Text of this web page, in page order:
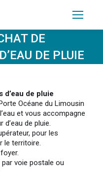
DE
DE PLUIE
d’eau de pluie
Océane du Limousin
et vous accompagne
d’eau de pluie.
pour les
le territoire.
par voie postale ou